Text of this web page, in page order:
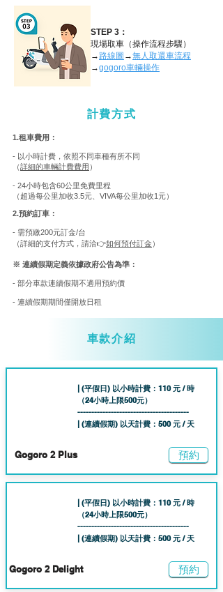
STEP 3：
現場取車（操作流程步驟）
→路線圖 →無人取還車流程
→gogoro車輛操作
計費方式
1.租車費用：
- 以小時計費，依照不同車種有所不同
（詳細的車輛計費費用 ）
- 24小時包含60公里免費里程
（超過每公里加收3.5元、 VIVA每公里加收1元）
2.預約訂車：
- 需預繳200元訂金/台
​（詳細的支付方式，請洽👉如何預付訂金）
※ 連續假期定義依據政府公告為準：
- 部分車款連續假期不適用預約價
- 連續假期期間僅開放日租
車款介紹
| (平假日) 以小時計費：110 元 / 時
（24小時上限500元）
----------------------------------------
| (連續假期) 以天計費：500 元 / 天
Gogoro 2 Plus 預約
| (平假日) 以小時計費：110 元 / 時
（24小時上限500元）
----------------------------------------
| (連續假期) 以天計費：500 元 / 天
Gogoro 2 Delight 預約